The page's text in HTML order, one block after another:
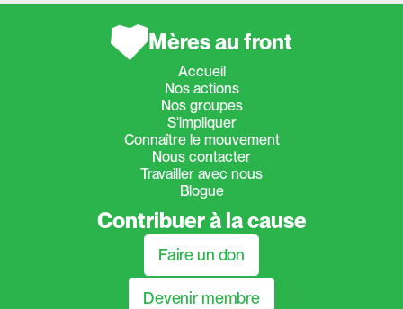
Mères au front
Accueil
Nos actions
Nos groupes
S'impliquer
Connaître le mouvement
Nous contacter
Travailler avec nous
Blogue
Contribuer à la cause
Faire un don
Devenir membre